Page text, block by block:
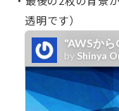
透明です）